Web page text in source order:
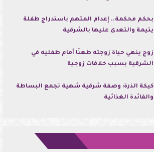
بحكم محكمة.. إعدام المتهم باستدراج طفلة
يتيمة والتعدى عليها بالشرقية
زوج ينهي حياة زوجته طعنًا أمام طفليه في
الشرقية بسبب خلافات زوجية
كيكة الذرة: وصفة شرقية شهية تجمع البساطة
والفائدة الغذائية